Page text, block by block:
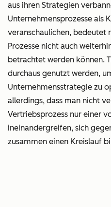
aus ihren Strategien
Unternehmensprozesse als
veranschaulichen, bedeutet
Prozesse nicht auch
betrachtet werden können.
durchaus genutzt werden,
Unternehmensstrategie zu
allerdings, dass man nicht
Vertriebsprozess nur einer
ineinandergreifen, sich
zusammen einen Kreislauf